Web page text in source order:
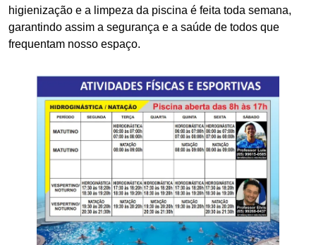
higienização e a limpeza da piscina é feita toda semana,
garantindo assim a segurança e a saúde de todos que
frequentam nosso espaço.